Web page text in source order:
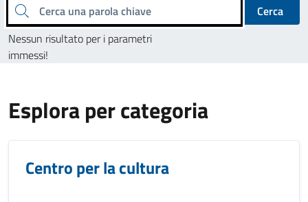
Cerca una parola chiave
Cerca
Nessun risultato per i parametri
immessi!
Esplora per categoria
Centro per la cultura